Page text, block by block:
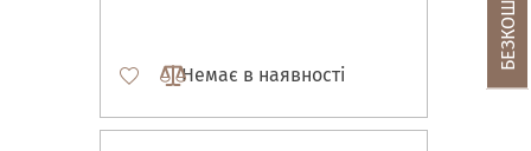
Немає в наявності